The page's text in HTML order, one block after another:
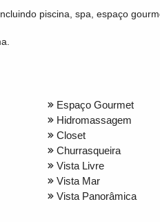
piscina, spa, espaço
Espaço Gourmet
Hidromassagem
Closet
Churrasqueira
Vista Livre
Vista Mar
Vista Panorâmica